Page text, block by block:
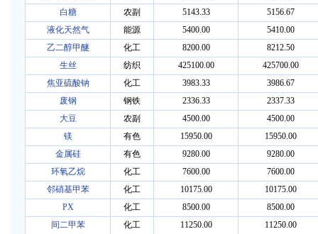
白糖
农副 5143.33
5156.67
液化天然气
能源 5400.00
5410.00
乙二醇甲醚
化工 8200.00
8212.50
生丝
纺织 425100.00
425700.00
焦亚硫酸钠
化工 3983.33
3986.67
废钢
钢铁 2336.33
2337.33
大豆
农副 4500.00
4500.00
镁
有色 15950.00
15950.00
金属硅
有色 9280.00
9280.00
环氧乙烷
化工 7600.00
7600.00
邻硝基甲苯
化工 10175.00
10175.00
PX
化工 8500.00
8500.00
间二甲苯
化工 11250.00 11250.00